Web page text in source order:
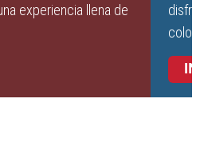
experiencia llena de
color!